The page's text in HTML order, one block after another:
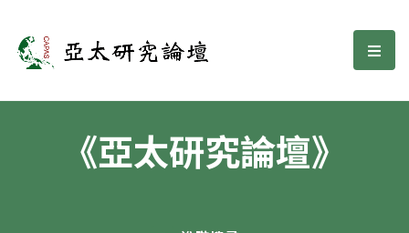
亞太研究論壇 選
《亞太研究論壇》